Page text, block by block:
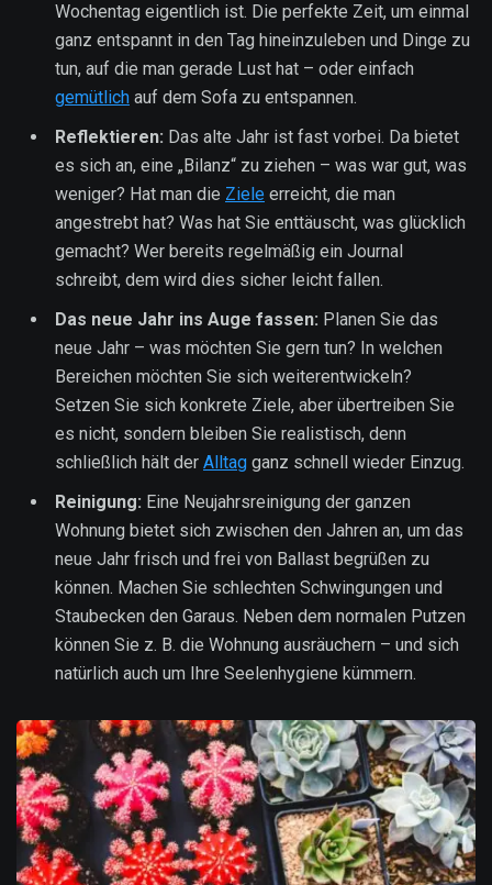
Wochentag eigentlich ist. Die perfekte Zeit, um einmal
ganz entspannt in den Tag hineinzuleben und Dinge zu
tun, auf die man gerade Lust hat – oder einfach
gemütlich auf dem Sofa zu entspannen.
Reflektieren: Das alte Jahr ist fast vorbei. Da bietet
es sich an, eine „Bilanz“ zu ziehen – was war gut, was
weniger? Hat man die Ziele erreicht, die man
angestrebt hat? Was hat Sie enttäuscht, was glücklich
gemacht? Wer bereits regelmäßig ein Journal
schreibt, dem wird dies sicher leicht fallen.
Das neue Jahr ins Auge fassen: Planen Sie das
neue Jahr – was möchten Sie gern tun? In welchen
Bereichen möchten Sie sich weiterentwickeln?
Setzen Sie sich konkrete Ziele, aber übertreiben Sie
es nicht, sondern bleiben Sie realistisch, denn
schließlich hält der Alltag ganz schnell wieder Einzug.
Reinigung: Eine Neujahrsreinigung der ganzen
Wohnung bietet sich zwischen den Jahren an, um das
neue Jahr frisch und frei von Ballast begrüßen zu
können. Machen Sie schlechten Schwingungen und
Staubecken den Garaus. Neben dem normalen Putzen
können Sie z. B. die Wohnung ausräuchern – und sich
natürlich auch um Ihre Seelenhygiene kümmern.